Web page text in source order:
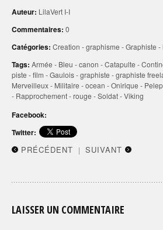
Auteur: LilaVert I-I
Commentaires: 0
Catégories: Creation -graphisme -Graphiste -
Tags: Armée - Bleu -canon -Catapulte -
piste -film -Gaulois-graphiste -graphiste
Merveilleux- Militaire -ocean -Onirique -
- Rapprochement-rouge -Soldat-Viking
Facebook:
Twitter:
PRÉCÉDENT | SUIVANT
LAISSER UN COMMENTAIRE